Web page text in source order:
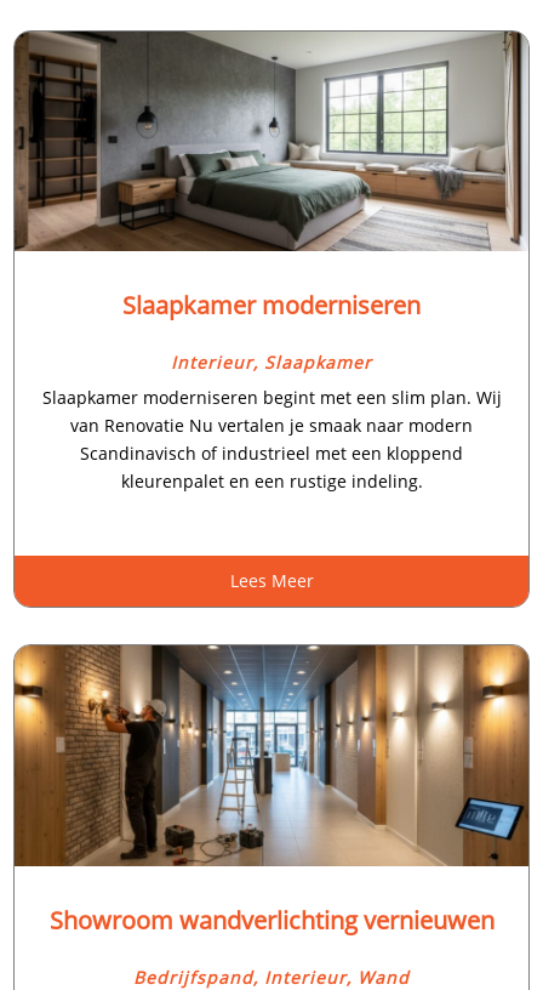
Slaapkamer moderniseren
Interieur, Slaapkamer
Slaapkamer moderniseren begint met een slim plan.​ Wij
van Renovatie Nu vertalen je smaak naar modern
Scandinavisch of industrieel met een kloppend
kleurenpalet en een rustige indeling.​
Lees Meer
Showroom wandverlichting vernieuwen
Bedrijfspand, Interieur, Wand